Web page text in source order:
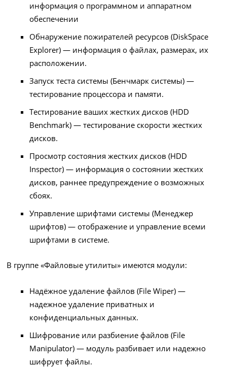
информация о программном и аппаратном
обеспечении
Обнаружение пожирателей ресурсов (DiskSpace
Explorer) — информация о файлах, размерах, их
расположении.
Запуск теста системы (Бенчмарк системы) —
тестирование процессора и памяти.
Тестирование ваших жестких дисков (HDD
Benchmark) — тестирование скорости жестких
дисков.
Просмотр состояния жестких дисков (HDD
Inspector) — информация о состоянии жестких
дисков, раннее предупреждение о возможных
сбоях.
Управление шрифтами системы (Менеджер
шрифтов) — отображение и управление всеми
шрифтами в системе.
В группе «Файловые утилиты» имеются модули:
Надёжное удаление файлов (File Wiper) —
надежное удаление приватных и
конфиденциальных данных.
Шифрование или разбиение файлов (File
Manipulator) — модуль разбивает или надежно
шифрует файлы.